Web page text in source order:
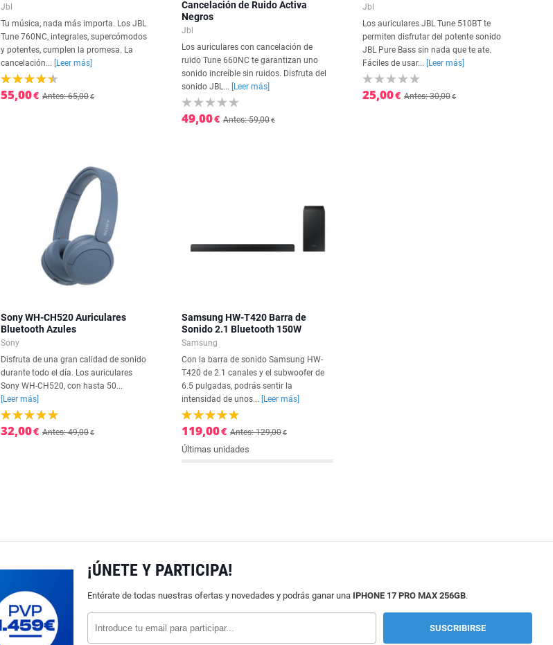
Jbl
Tu música, nada más importa. Los JBL
Tune 760NC, integrales, supercómodos
y potentes, cumplen la promesa. La
cancelación...
[Leer más]
55,00€ Antes: 65,00€
Cancelación de Ruido Activa
Negros
Jbl
Los auriculares con cancelación de
ruido Tune 660NC te garantizan uno
sonido increíble sin ruidos. Disfruta del
sonido JBL...
[Leer más]
49,00€ Antes: 59,00€
Jbl
Los auriculares JBL Tune 510BT te
permiten disfrutar del potente sonido
JBL Pure Bass sin nada que te ate.
Fáciles de usar...
[Leer más]
25,00€ Antes: 30,00€
Sony WH-CH520 Auriculares
Bluetooth Azules
Sony
Disfruta de una gran calidad de sonido
durante todo el día. Los auriculares
Sony WH-CH520, con hasta 50...
[Leer más]
32,00€ Antes: 49,00€
Samsung HW-T420 Barra de
Sonido 2.1 Bluetooth 150W
Samsung
Con la barra de sonido Samsung HW-
T420 de 2.1 canales y el subwoofer de
6.5 pulgadas, podrás sentir la
intensidad de unos...
[Leer más]
119,00€ Antes: 129,00€
Últimas unidades
¡ÚNETE Y PARTICIPA!
Entérate de todas nuestras ofertas y novedades y podrás ganar una IPHONE 17 PRO MAX 256GB.